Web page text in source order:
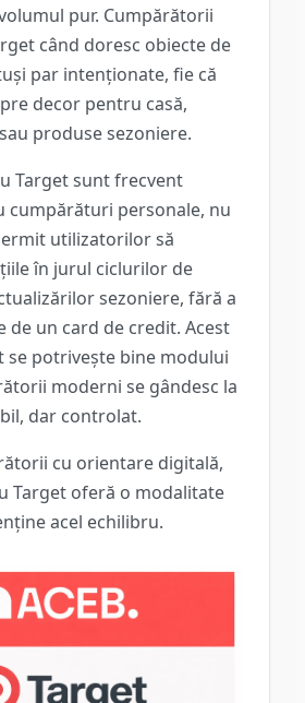
pur. Cumpărătorii
când doresc obiecte de
par intenționate, fie că
decor pentru casă,
produse sezoniere.
Target sunt frecvent
cumpărături personale, nu
utilizatorilor să
în jurul ciclurilor de
sezoniere, fără a
de un card de credit. Acest
se potrivește bine modului
moderni se gândesc la
dar controlat.
cu orientare digitală,
Target oferă o modalitate
acel echilibru.